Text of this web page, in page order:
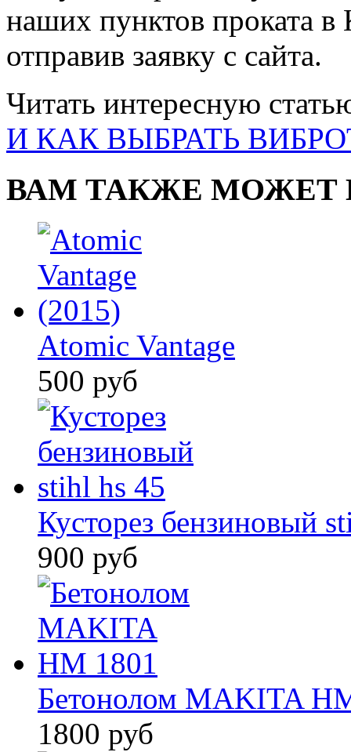
наших пунктов проката в
отправив заявку с сайта.
Читать интересную
И КАК ВЫБРАТЬ
ВАМ ТАКЖЕ МОЖЕТ
Atomic Vantage
500 руб
Кусторез бензиновый
900 руб
Бетонолом MAKITA
1800 руб